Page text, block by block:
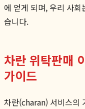
에 얻게 되며, 우리 사
습니다.
차란 위탁판매
가이드
차란(charan) 서비스의